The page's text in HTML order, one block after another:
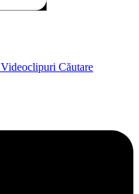
Videoclipuri Căutare